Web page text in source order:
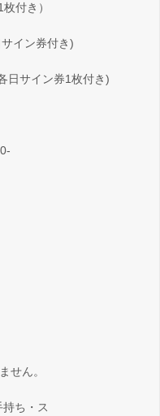
付き）
イン券付き)
日サイン券1枚付き)
せん。
ち・ス